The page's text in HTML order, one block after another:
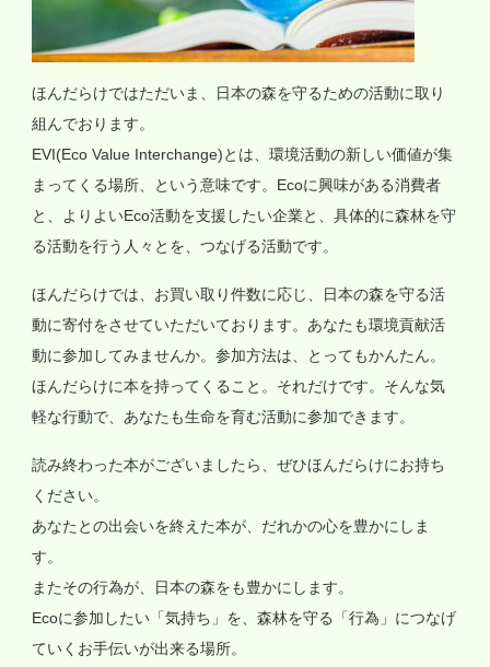
ほんだらけではただいま、日本の森を守るための活動に取り
組んでおります。
EVI(Eco Value Interchange)とは、環境活動の新しい価値が集
まってくる場所、という意味です。Ecoに興味がある消費者
と、よりよいEco活動を支援したい企業と、具体的に森林を守
る活動を行う人々とを、つなげる活動です。
ほんだらけでは、お買い取り件数に応じ、日本の森を守る活
動に寄付をさせていただいております。あなたも環境貢献活
動に参加してみませんか。参加方法は、とってもかんたん。
ほんだらけに本を持ってくること。それだけです。そんな気
軽な行動で、あなたも生命を育む活動に参加できます。
読み終わった本がございましたら、ぜひほんだらけにお持ち
ください。
あなたとの出会いを終えた本が、だれかの心を豊かにしま
す。
またその行為が、日本の森をも豊かにします。
Ecoに参加したい「気持ち」を、森林を守る「行為」につなげ
ていくお手伝いが出来る場所。